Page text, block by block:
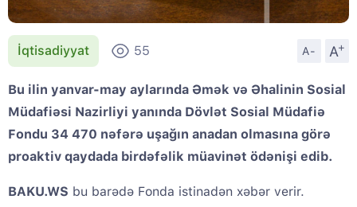
İqtisadiyyat 55 A- A
+
Bu ilin yanvar-may aylarında Əmək və Əhalinin Sosial
Müdafiəsi Nazirliyi yanında Dövlət Sosial Müdafiə
Fondu 34 470 nəfərə uşağın anadan olmasına görə
proaktiv qaydada birdəfəlik müavinət ödənişi edib.
BAKU.WS bu barədə Fonda istinadən xəbər verir.